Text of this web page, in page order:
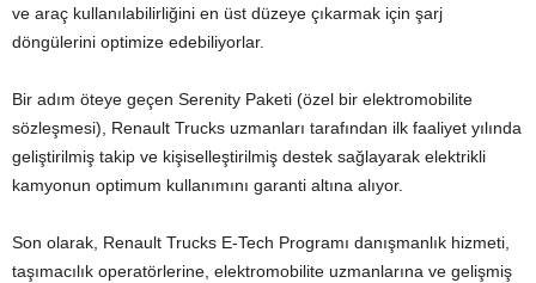
ve araç kullanılabilirliğini en üst düzeye çıkarmak için şarj
döngülerini optimize edebiliyorlar.
Bir adım öteye geçen Serenity Paketi (özel bir elektromobilite
sözleşmesi), Renault Trucks uzmanları tarafından ilk faaliyet yılında
geliştirilmiş takip ve kişiselleştirilmiş destek sağlayarak elektrikli
kamyonun optimum kullanımını garanti altına alıyor.
Son olarak, Renault Trucks E-Tech Programı danışmanlık hizmeti,
taşımacılık operatörlerine, elektromobilite uzmanlarına ve gelişmiş